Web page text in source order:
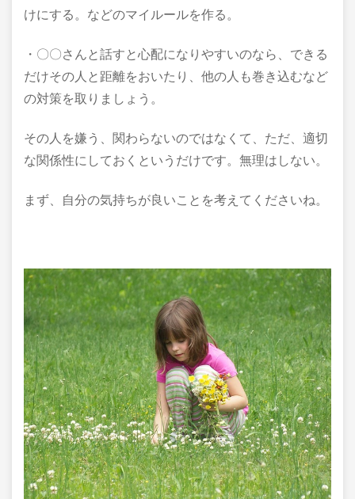
けにする。などのマイルールを作る。
・〇〇さんと話すと心配になりやすいのなら、できる
だけその人と距離をおいたり、他の人も巻き込むなど
の対策を取りましょう。
その人を嫌う、関わらないのではなくて、ただ、適切
な関係性にしておくというだけです。無理はしない。
まず、自分の気持ちが良いことを考えてくださいね。